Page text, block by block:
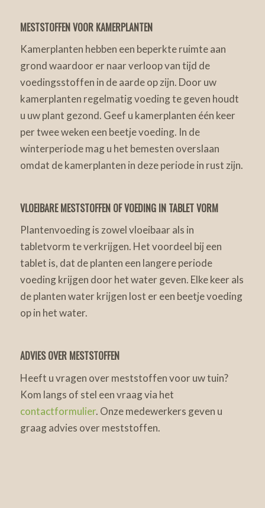
MESTSTOFFEN VOOR KAMERPLANTEN
Kamerplanten hebben een beperkte ruimte aan
grond waardoor er naar verloop van tijd de
voedingsstoffen in de aarde op zijn. Door uw
kamerplanten regelmatig voeding te geven houdt
u uw plant gezond. Geef u kamerplanten één keer
per twee weken een beetje voeding. In de
winterperiode mag u het bemesten overslaan
omdat de kamerplanten in deze periode in rust zijn.
VLOEIBARE MESTSTOFFEN OF VOEDING IN TABLET VORM
Plantenvoeding is zowel vloeibaar als in
tabletvorm te verkrijgen. Het voordeel bij een
tablet is, dat de planten een langere periode
voeding krijgen door het water geven. Elke keer als
de planten water krijgen lost er een beetje voeding
op in het water.
ADVIES OVER MESTSTOFFEN
Heeft u vragen over meststoffen voor uw tuin?
Kom langs of stel een vraag via het
contactformulier. Onze medewerkers geven u
graag advies over meststoffen.